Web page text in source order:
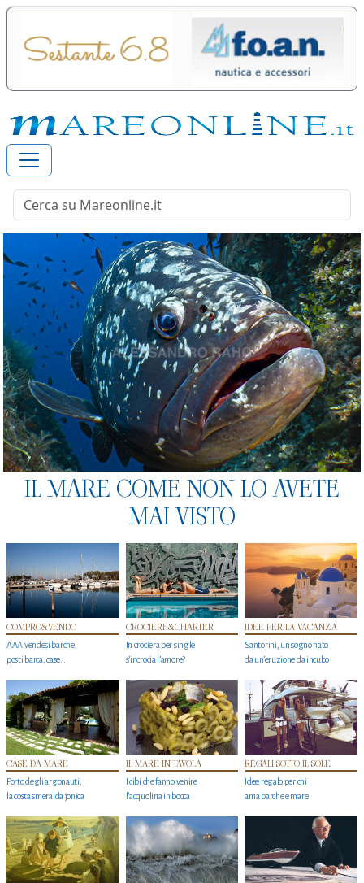
IL MARE COME NON LO AVETE
MAI VISTO
COMPRO&VENDO
AAA vendesi barche,
posti barca, case…
CROCIERE&CHARTER
In crociera per single
s'incrocia l’amore?
IDEE PER LA VACANZA
Santorini, un sogno nato
da un’eruzione da incubo
CASE DA MARE
Porto degli argonauti,
la costa smeralda jonica
IL MARE IN TAVOLA
I cibi che fanno venire
l’acquolina in bocca
REGALI SOTTO IL SOLE
Idee regalo per chi
ama barche e mare